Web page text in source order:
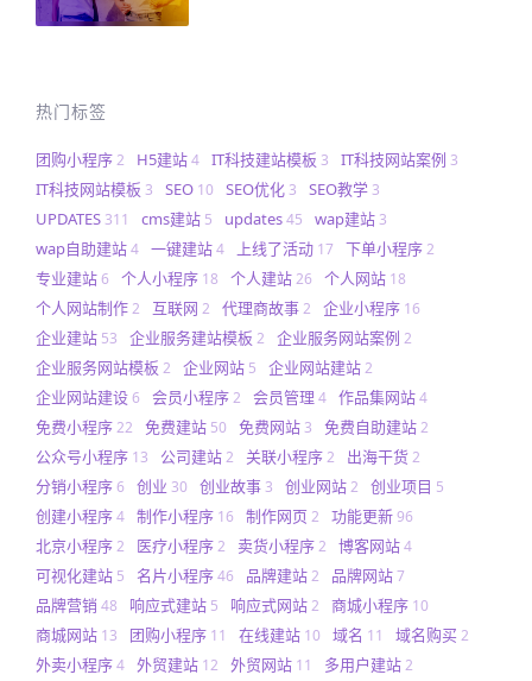
热门标签
团购小程序2 H5建站4 IT科技建站模板 3 IT科技网站案例 3
IT科技网站模板 3 SEO 10 SEO优化 3 SEO教学 3
UPDATES 311 cms建站 5 updates45 wap建站 3
wap自助建站4 一键建站4 上线了活动 17 下单小程序2
专业建站6 个人小程序 18 个人建站26 个人网站 18
个人网站制作2 互联网 2 代理商故事2 企业小程序 16
企业建站 53 企业服务建站模板 2 企业服务网站案例 2
企业服务网站模板 2 企业网站 5 企业网站建站2
企业网站建设6 会员小程序2 会员管理 4 作品集网站4
免费小程序22 免费建站 50 免费网站 3 免费自助建站2
公众号小程序 13 公司建站2 关联小程序2 出海干货2
分销小程序6 创业 30 创业故事 3 创业网站2 创业项目 5
创建小程序4 制作小程序 16 制作网页 2 功能更新96
北京小程序2 医疗小程序2 卖货小程序2 博客网站4
可视化建站 5 名片小程序46 品牌建站2 品牌网站7
品牌营销 48 响应式建站 5 响应式网站2 商城小程序 10
商城网站 13 团购小程序 11 在线建站 10 域名 11 域名购买2
外卖小程序4 外贸建站 12 外贸网站 11 多用户建站2